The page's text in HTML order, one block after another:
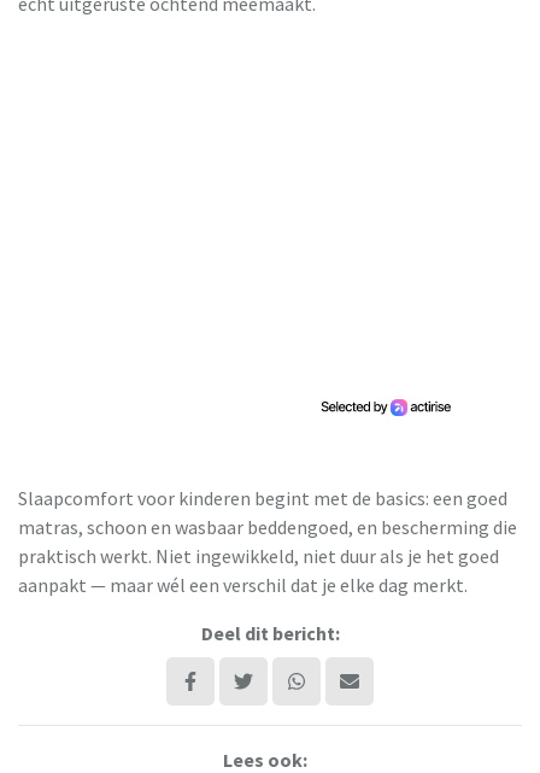
Slaapcomfort voor kinderen begint met de basics: een goed
matras, schoon en wasbaar beddengoed, en bescherming die
praktisch werkt. Niet ingewikkeld, niet duur als je het goed
aanpakt — maar wél een verschil dat je elke dag merkt.
Deel dit bericht:
Lees ook: